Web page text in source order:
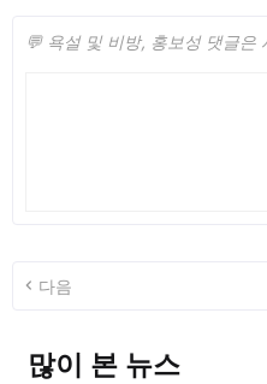
💬 욕설 및 비방, 홍보성 댓글은
다음
많이 본 뉴스